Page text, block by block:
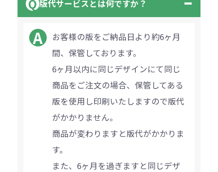
版代サービスとは何ですか？
お客様の版をご納品日より約6ヶ月
間、保管しております。
6ヶ月以内に同じデザインにて同じ
商品をご注文の場合、保管してある
版を使用し印刷いたしますので版代
がかかりません。
商品が変わりますと版代がかかりま
す。
また、6ヶ月を過ぎますと同じデザ